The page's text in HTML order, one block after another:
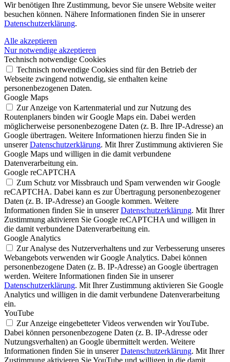
Wir benötigen Ihre Zustimmung, bevor Sie unsere Website weiter
besuchen können. Nähere Informationen finden Sie in unserer
Datenschutzerklärung.
Alle akzeptieren
Nur notwendige akzeptieren
Technisch notwendige Cookies
Technisch notwendige Cookies sind für den Betrieb der
Webseite zwingend notwendig, sie enthalten keine
personenbezogenen Daten.
Google Maps
Zur Anzeige von Kartenmaterial und zur Nutzung des
Routenplaners binden wir Google Maps ein. Dabei werden
möglicherweise personenbezogene Daten (z. B. Ihre IP-Adresse) an
Google übertragen. Weitere Informationen hierzu finden Sie in
unsererDatenschutzerklärung. Mit Ihrer Zustimmung aktivieren Sie
Google Maps und willigen in die damit verbundene
Datenverarbeitung ein.
Google reCAPTCHA
Zum Schutz vor Missbrauch und Spam verwenden wir Google
reCAPTCHA. Dabei kann es zur Übertragung personenbezogener
Daten (z. B. IP-Adresse) an Google kommen. Weitere
Informationen finden Sie in unsererDatenschutzerklärung. Mit Ihrer
Zustimmung aktivieren Sie Google reCAPTCHA und willigen in
die damit verbundene Datenverarbeitung ein.
Google Analytics
Zur Analyse des Nutzerverhaltens und zur Verbesserung unseres
Webangebots verwenden wir Google Analytics. Dabei können
personenbezogene Daten (z. B. IP-Adresse) an Google übertragen
werden. Weitere Informationen finden Sie in unserer
Datenschutzerklärung. Mit Ihrer Zustimmung aktivieren Sie Google
Analytics und willigen in die damit verbundene Datenverarbeitung
ein.
YouTube
Zur Anzeige eingebetteter Videos verwenden wir YouTube.
Dabei können personenbezogene Daten (z. B. IP-Adresse oder
Nutzungsverhalten) an Google übermittelt werden. Weitere
Informationen finden Sie in unsererDatenschutzerklärung. Mit Ihrer